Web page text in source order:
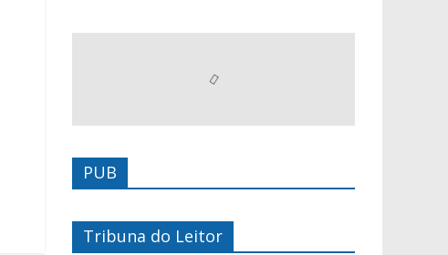
PUB
Tribuna do Leitor